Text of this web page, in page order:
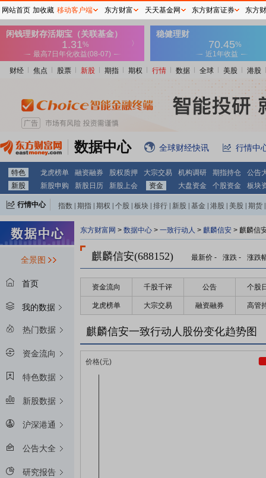
财经 焦点 股票 新股 期指 期权 行情 数据 全球 美股 港股
数据中心 全球财经快讯 行情中
特色 龙虎榜单 融资融券 股权质押 大宗交易 机构调研 期指持仓
公告
新股
新股申购 新股日历 新股上会 资金 大盘资金 个股资金 板块
行情中心 指数 期指 期权 个股 板块 排行 新股 基金 港股 美股 期货
全景图
首页
我的数据
热门数据
资金流向
特色数据
新股数据
沪深港通
公告大全
研究报告
东方财富网 > 数据中心 > 一致行动人 > 麒麟信安 > 麒麟信
麒麟信安(688152) 最新价 - 涨跌 - 涨跌
资金流向 千股千评 公告 个股
龙虎榜单 大宗交易 融资融券 高管
麒麟信安一致行动人股份变化趋势图
网站首页 加收藏 移动客户端 东方财富 天天基金网 东方财富证券 东方